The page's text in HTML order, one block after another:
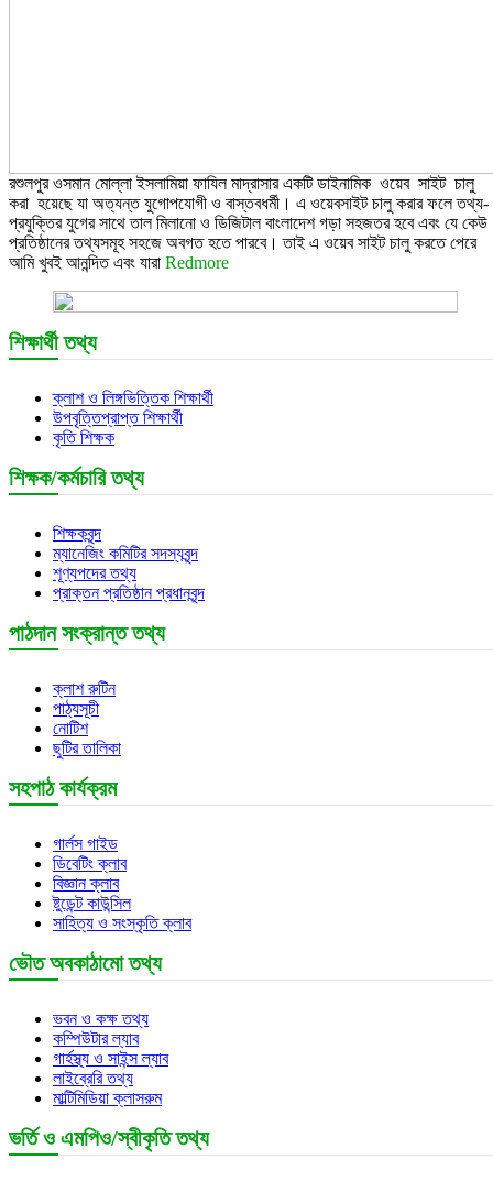
রশুলপুর ওসমান মোল্লা ইসলামিয়া ফাযিল মাদ্রাসার একটি ডাইনামিক ওয়েব সাইট চালু
করা হয়েছে যা অত্যন্ত যুগোপযোগী ও বাস্তবধর্মী। এ ওয়েবসাইট চালু করার ফলে তথ্য-
প্রযুক্তির যুগের সাথে তাল মিলানো ও ডিজিটাল বাংলাদেশ গড়া সহজতর হবে এবং যে কেউ
প্রতিষ্ঠানের তথ্যসমূহ সহজে অবগত হতে পারবে। তাই এ ওয়েব সাইট চালু করতে পেরে
আমি খুবই আনন্দিত এবং যারা Redmore
শিক্ষার্থী তথ্য
ক্লাশ ও লিঙ্গভিত্তিক শিক্ষার্থী
উপবৃত্তিপ্রাপ্ত শিক্ষার্থী
কৃতি শিক্ষক
শিক্ষক/কর্মচারি তথ্য
শিক্ষকবৃন্দ
ম্যানেজিং কমিটির সদস্যবৃন্দ
শূণ্যপদের তথ্য
প্রাক্তন প্রতিষ্ঠান প্রধানবৃন্দ
পাঠদান সংক্রান্ত তথ্য
ক্লাশ রুটিন
পাঠ্যসূচী
নোটিশ
ছুটির তালিকা
সহপাঠ কার্যক্রম
গার্লস গাইড
ডিবেটিং ক্লাব
বিজ্ঞান ক্লাব
ষ্টুডেন্ট কাউন্সিল
সাহিত্য ও সংস্কৃতি ক্লাব
ভৌত অবকাঠামো তথ্য
ভবন ও কক্ষ তথ্য
কম্পিউটার ল্যাব
গার্হস্থ্য ও সাইন্স ল্যাব
লাইব্রেরি তথ্য
মাল্টিমিডিয়া ক্লাসরুম
ভর্তি ও এমপিও/স্বীকৃতি তথ্য